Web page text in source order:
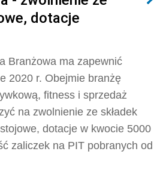
dotacje
Branżowa ma zapewnić
2020 r. Obejmie branżę
fitness i sprzedaż
na zwolnienie ze składek
dotacje w kwocie 5000
zaliczek na PIT pobranych od